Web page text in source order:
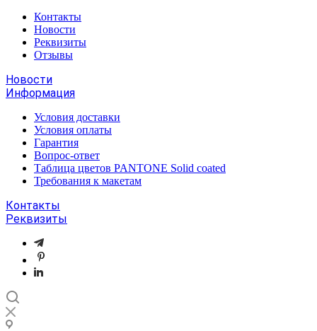
Контакты
Новости
Реквизиты
Отзывы
Новости
Информация
Условия доставки
Условия оплаты
Гарантия
Вопрос-ответ
Таблица цветов PANTONE Solid coated
Требования к макетам
Контакты
Реквизиты